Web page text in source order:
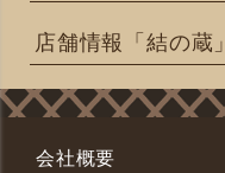
店舗情報「結の蔵」
会社概要